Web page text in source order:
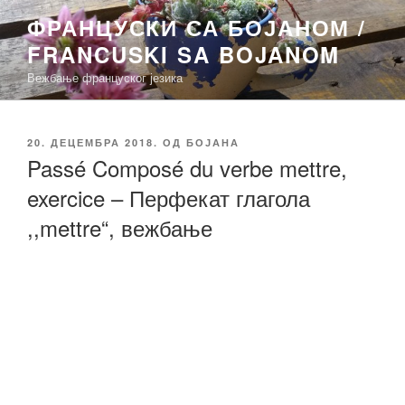
Скочи
на
садржај
ФРАНЦУСКИ СА БОЈАНОМ /
FRANCUSKI SA BOJANOM
Вежбање француског језика
ОБЈАВЉЕНО
20. ДЕЦЕМБРА 2018. ОД БОЈАНА
Passé Composé du verbe mettre,
exercice – Перфекат глагола
,,mettre“, вежбање